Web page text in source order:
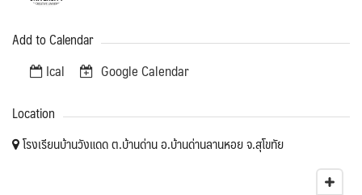
Add to Calendar
Ical Google Calendar
Location
โรงเรียนบ้านวังแดด ต.บ้านด่าน อ.บ้านด่านลานหอย จ.สุโขทัย